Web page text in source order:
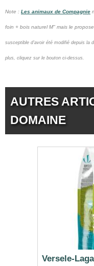
Note : Les animaux de Compagnie
foin + bois naturel M" mais le
susceptible d'avoir été modifié depuis la
plus, cliquez sur le bouton ci-dessus.
AUTRES
DOMAINE
Versele-